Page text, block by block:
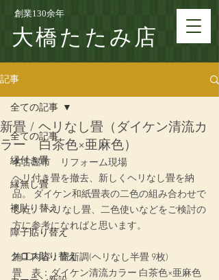
創業130余年
大橋たたみ店
記事
全ての記事
縁付き畳
縁無し畳
襖貼り替え
障子貼り替え
クロス貼り替え
全ての記事
新畳 / ヘリなし畳（ダイケン清流カ
ラー 白茶色×亜麻色）
名古屋市　リフォーム現場
ヘリ付き畳を撤去、新しくヘリなし畳を納
品。 ダイケン和紙畳表の二色の組み合わせで
した。 ヘリなし畳、二色使いなどをご検討の
方に参考になればと思います。
施工内容：畳新調(ヘリなし半畳 9枚)
畳　表：ダイケン清流カラー 白茶色×亜麻色